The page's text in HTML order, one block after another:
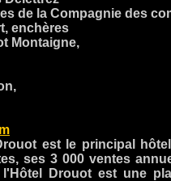
de la Compagnie des
enchères
Montaigne,
est le principal
ses 3 000 ventes
Drouot est une